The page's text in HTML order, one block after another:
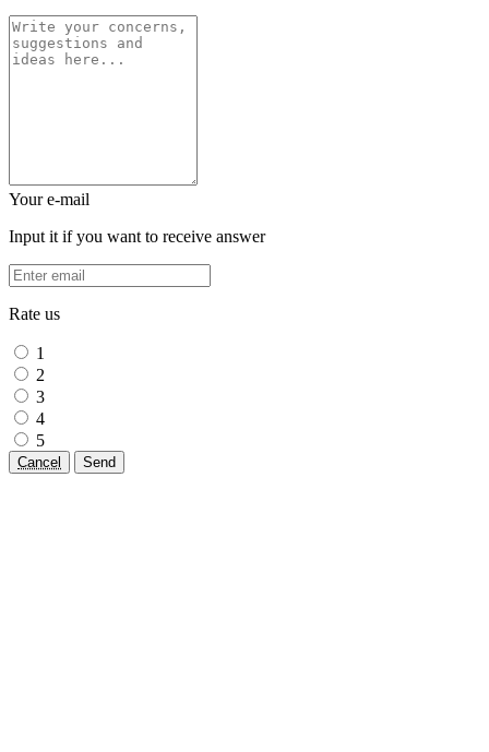
Your e-mail
Input it if you want to receive answer
Rate us
1
2
3
4
5
Cancel Send